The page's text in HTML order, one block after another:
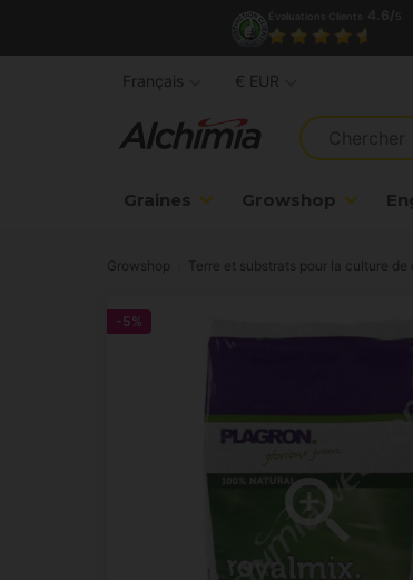
Graines Growshop
Français € EUR
Growshop Terre et substrats pour la culture de
-5%